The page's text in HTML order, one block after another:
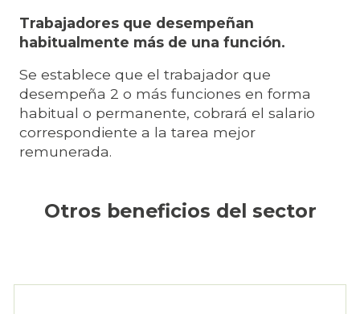
Trabajadores que desempeñan
habitualmente más de una función.
Se establece que el trabajador que
desempeña 2 o más funciones en forma
habitual o permanente, cobrará el salario
correspondiente a la tarea mejor
remunerada.
Otros beneficios del sector